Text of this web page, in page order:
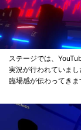
ステージでは、
実況が行われていま
臨場感が伝わってきま